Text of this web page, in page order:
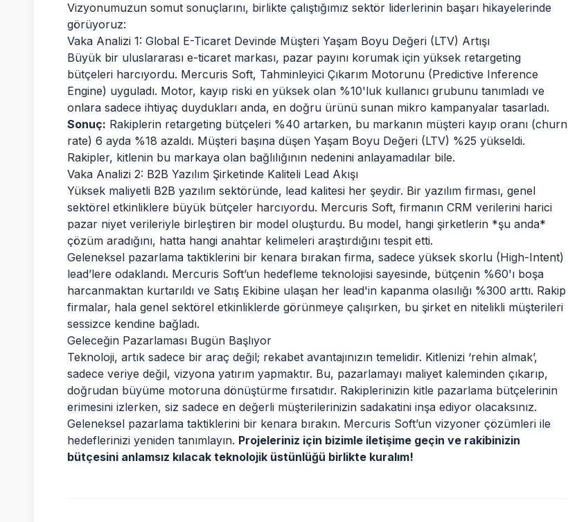
Vizyonumuzun somut sonuçlarını, birlikte çalıştığımız sektör liderlerinin başarı hikayelerinde
görüyoruz:
Vaka Analizi 1: Global E-Ticaret Devinde Müşteri Yaşam Boyu Değeri (LTV) Artışı
Büyük bir uluslararası e-ticaret markası, pazar payını korumak için yüksek retargeting
bütçeleri harcıyordu. Mercuris Soft, Tahminleyici Çıkarım Motorunu (Predictive Inference
Engine) uyguladı. Motor, kayıp riski en yüksek olan %10'luk kullanıcı grubunu tanımladı ve
onlara sadece ihtiyaç duydukları anda, en doğru ürünü sunan mikro kampanyalar tasarladı.
Sonuç: Rakiplerin retargeting bütçeleri %40 artarken, bu markanın müşteri kayıp oranı (churn
rate) 6 ayda %18 azaldı. Müşteri başına düşen Yaşam Boyu Değeri (LTV) %25 yükseldi.
Rakipler, kitlenin bu markaya olan bağlılığının nedenini anlayamadılar bile.
Vaka Analizi 2: B2B Yazılım Şirketinde Kaliteli Lead Akışı
Yüksek maliyetli B2B yazılım sektöründe, lead kalitesi her şeydir. Bir yazılım firması, genel
sektörel etkinliklere büyük bütçeler harcıyordu. Mercuris Soft, firmanın CRM verilerini harici
pazar niyet verileriyle birleştiren bir model oluşturdu. Bu model, hangi şirketlerin *şu anda*
çözüm aradığını, hatta hangi anahtar kelimeleri araştırdığını tespit etti.
Geleneksel pazarlama taktiklerini bir kenara bırakan firma, sadece yüksek skorlu (High-Intent)
lead’lere odaklandı. Mercuris Soft’un hedefleme teknolojisi sayesinde, bütçenin %60'ı boşa
harcanmaktan kurtarıldı ve Satış Ekibine ulaşan her lead'in kapanma olasılığı %300 arttı. Rakip
firmalar, hala genel sektörel etkinliklerde görünmeye çalışırken, bu şirket en nitelikli müşterileri
sessizce kendine bağladı.
Geleceğin Pazarlaması Bugün Başlıyor
Teknoloji, artık sadece bir araç değil; rekabet avantajınızın temelidir. Kitlenizi ‘rehin almak’,
sadece veriye değil, vizyona yatırım yapmaktır. Bu, pazarlamayı maliyet kaleminden çıkarıp,
doğrudan büyüme motoruna dönüştürme fırsatıdır. Rakiplerinizin kitle pazarlama bütçelerinin
erimesini izlerken, siz sadece en değerli müşterilerinizin sadakatini inşa ediyor olacaksınız.
Geleneksel pazarlama taktiklerini bir kenara bırakın. Mercuris Soft’un vizyoner çözümleri ile
hedeflerinizi yeniden tanımlayın. Projeleriniz için bizimle iletişime geçin ve rakibinizin
bütçesini anlamsız kılacak teknolojik üstünlüğü birlikte kuralım!